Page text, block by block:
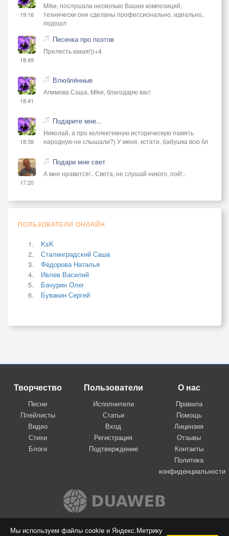
Мы используем файлы cookie и Яндекс.Метрику
19:16
Mike, послушала несколько Ваших композиций,
технически они сделаны профессионально, идеально,
подошл
18:49
Песенка про поэтов
Прелесть какая!))+4
18:41
Влюблённые
Алимова Саша, Mike, благодарю вас!
18:38
Подарите мне...
Николай, а про коллективную историческую память
народную не слышали?) У меня, кстати, бабушка всю бл
17:20
Подари мне свет
А мне нравится!.. Света, не слушай никого, пой!..
ПОЛЬЗОВАТЕЛИ ОНЛАЙН
KsK
Сталинградский Саша
Фёдорова Наталья
Ивлев Василий
Бачурин Олег
Бувакин Сергей
Творчество
Песни
Плейлисты
Видео
Стихи
Блоги
Пользователи
Исполнители
Статьи
Вход
Регистрация
Подтверждение
О нас
Правила
Помощь
Лицензия
Отзывы
Контакты
Политика
конфиденциальности
Вконтакте